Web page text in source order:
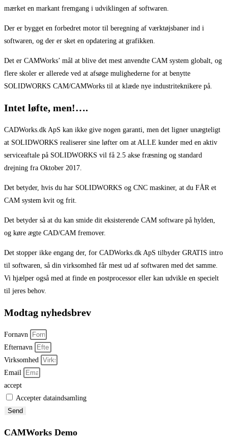
mærket en markant fremgang i udviklingen af softwaren.
Der er bygget en forbedret motor til beregning af værktøjsbaner ind i
softwaren, og der er sket en opdatering at grafikken.
Det er CAMWorks’ mål at blive det mest anvendte CAM system globalt, og
flere skoler er allerede ved at afsøge mulighederne for at benytte
SOLIDWORKS CAM/CAMWorks til at klæde nye industriteknikere på.
Intet løfte, men!….
CADWorks.dk ApS kan ikke give nogen garanti, men det ligner unægteligt
at SOLIDWORKS realiserer sine løfter om at ALLE kunder med en aktiv
serviceaftale på SOLIDWORKS vil få 2.5 akse fræsning og standard
drejning fra Oktober 2017.
Det betyder, hvis du har SOLIDWORKS og CNC maskiner, at du FÅR et
CAM system kvit og frit.
Det betyder så at du kan smide dit eksisterende CAM software på hylden,
og køre ægte CAD/CAM fremover.
Det stopper ikke engang der, for CADWorks.dk ApS tilbyder GRATIS intro
til softwaren, så din virksomhed får mest ud af softwaren med det samme.
Vi hjælper også med at finde en postprocessor eller kan udvikle en specielt
til jeres behov.
Modtag nyhedsbrev
Fornavn
Efternavn
Virksomhed
Email
accept
Accepter dataindsamling
Send
CAMWorks Demo